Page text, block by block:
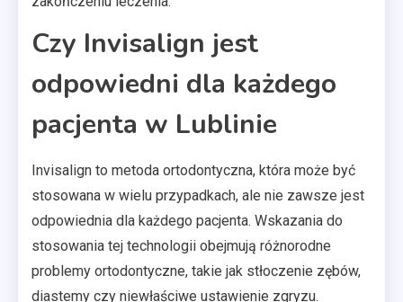
Czy Invisalign jest
odpowiedni dla każdego
pacjenta w Lublinie
Invisalign to metoda ortodontyczna, która może być
stosowana w wielu przypadkach, ale nie zawsze jest
odpowiednia dla każdego pacjenta. Wskazania do
stosowania tej technologii obejmują różnorodne
problemy ortodontyczne, takie jak stłoczenie zębów,
diastemy czy niewłaściwe ustawienie zgryzu.